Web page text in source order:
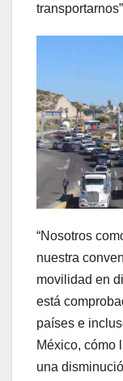
“Nosotros
nuestra
movilidad en
está
países e
México, cómo
una